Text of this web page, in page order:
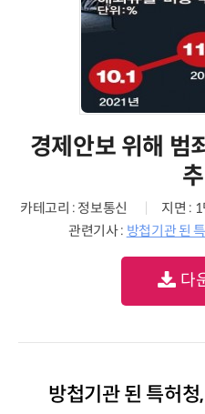
경제안보 위해 범
카테고리 : 정보통신 지면 : 1
관련기사 : 방첩기관 된
다
방첩기관 된 특허